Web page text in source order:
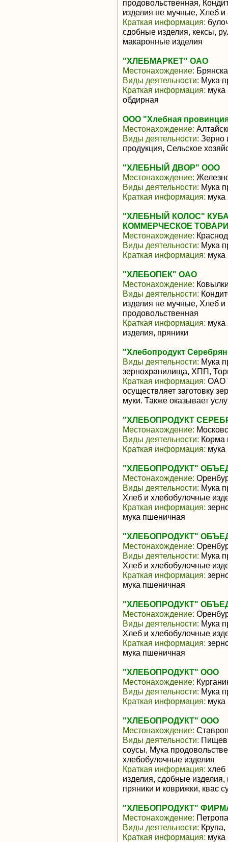
продовольственная,
изделия не мучные, Хлеб
Краткая информация:
сдобные изделия, кексы,
макаронные изделия
"ХЛЕБМАРКЕТ" ОАО
Местонахождение:
Виды деятельности: Мука
Краткая информация:
обдирная
ООО "Хлебная
Местонахождение:
Виды деятельности: Зерно
продукция, Сельское
"ХЛЕБНЫЙ ДВОР" ООО
Местонахождение:
Виды деятельности: Мука
Краткая информация:
"ХЛЕБНЫЙ КОЛОС"
КОММЕРЧЕСКОЕ
Местонахождение:
Виды деятельности: Мука
Краткая информация:
"ХЛЕБОПЕК" ОАО
Местонахождение:
Виды деятельности:
изделия не мучные, Хлеб
продовольственная
Краткая информация:
изделия, пряники
"Хлебопродукт
Виды деятельности: Мука
зернохранилища, ХПП,
Краткая информация: ОАО
осуществляет заготовку
муки. Также оказывает
"ХЛЕБОПРОДУКТ
Местонахождение:
Виды деятельности: Корма
Краткая информация:
"ХЛЕБОПРОДУКТ"
Местонахождение:
Виды деятельности: Мука
Хлеб и хлебобулочные
Краткая информация:
мука пшеничная
"ХЛЕБОПРОДУКТ"
Местонахождение:
Виды деятельности: Мука
Хлеб и хлебобулочные
Краткая информация:
мука пшеничная
"ХЛЕБОПРОДУКТ"
Местонахождение:
Виды деятельности: Мука
Хлеб и хлебобулочные
Краткая информация:
мука пшеничная
"ХЛЕБОПРОДУКТ" ООО
Местонахождение:
Виды деятельности: Мука
Краткая информация:
"ХЛЕБОПРОДУКТ" ООО
Местонахождение:
Виды деятельности:
соусы, Мука
хлебобулочные изделия
Краткая информация: хлеб
изделия, сдобные
пряники и коврижки, квас
"ХЛЕБОПРОДУКТ"
Местонахождение:
Виды деятельности:
Краткая информация: